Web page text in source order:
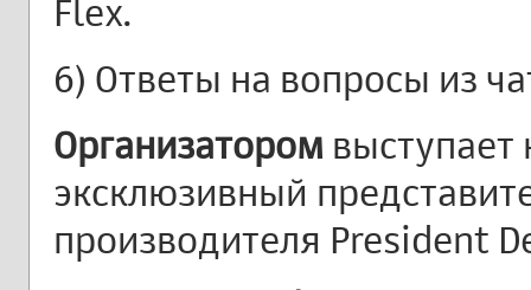
Flex.
6) Ответы на вопросы из
Организатором
эксклюзивный
производителя President